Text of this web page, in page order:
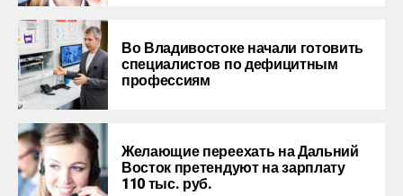
Во Владивостоке начали готовить
специалистов по дефицитным
профессиям
Желающие переехать на Дальний
Восток претендуют на зарплату
110 тыс. руб.